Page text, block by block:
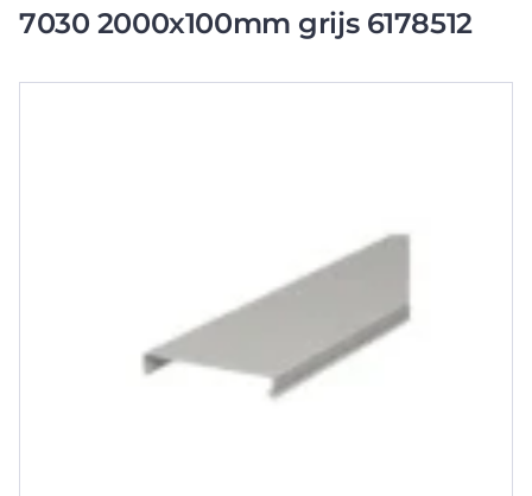
7030 2000x100mm grijs 6178512